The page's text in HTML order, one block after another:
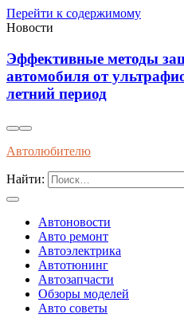
Перейти к содержимому
Новости
Эффективные методы
автомобиля от
летний период
Автолюбителю
Найти:
Автоновости
Авто ремонт
Автоэлектрика
Автотюнинг
Автозапчасти
Обзоры моделей
Авто советы